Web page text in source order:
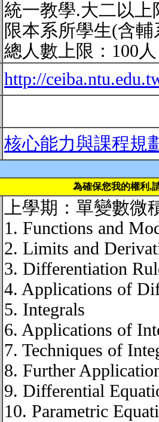
統一教學.大二以上
限本系所學生(含
總人數上限：100
http://
核心能力與課程規
為確保您我的權利,
上學期：單變數微
1. Functions and
2. Limits and
3. Differentiation
4. Applications of
5. Integrals
6. Applications of
7. Techniques of
8. Further
9. Differential
10. Parametric